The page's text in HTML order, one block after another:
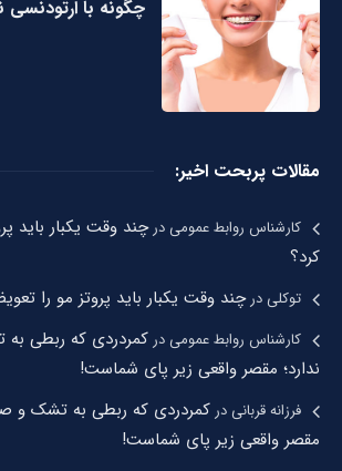
چگونه با
مقالات پربحت اخیر:
کارشناس روابط عمومیدرچند وقت یکبار باید
کرد؟
توکلیدرچند وقت یکبار باید پروتز مو را
کارشناس روابط عمومیدرکمردردی که ربطی
ندارد؛ مقصر واقعی زیر پای شماست!
فرزانه قربانیدرکمردردی که ربطی به تشک و
مقصر واقعی زیر پای شماست!